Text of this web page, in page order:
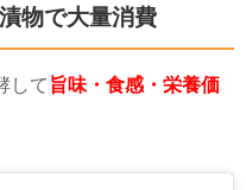
物で大量消費
して 旨味・食感・栄養価